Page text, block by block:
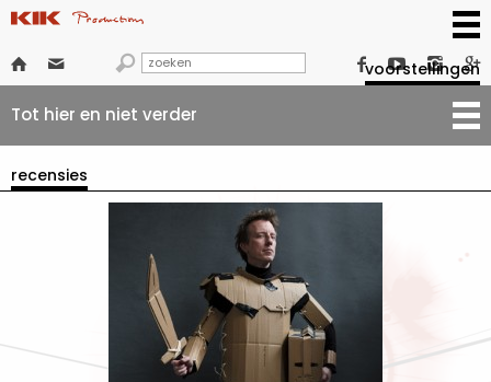
      
voorstellingen
Tot hier en niet verder
recensies